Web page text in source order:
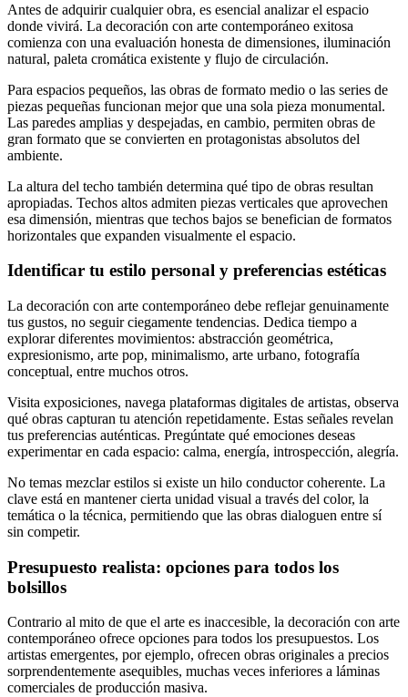
Antes de adquirir cualquier obra, es esencial analizar el espacio
donde vivirá. La decoración con arte contemporáneo exitosa
comienza con una evaluación honesta de dimensiones, iluminación
natural, paleta cromática existente y flujo de circulación.
Para espacios pequeños, las obras de formato medio o las series de
piezas pequeñas funcionan mejor que una sola pieza monumental.
Las paredes amplias y despejadas, en cambio, permiten obras de
gran formato que se convierten en protagonistas absolutos del
ambiente.
La altura del techo también determina qué tipo de obras resultan
apropiadas. Techos altos admiten piezas verticales que aprovechen
esa dimensión, mientras que techos bajos se benefician de formatos
horizontales que expanden visualmente el espacio.
Identificar tu estilo personal y preferencias estéticas
La decoración con arte contemporáneo debe reflejar genuinamente
tus gustos, no seguir ciegamente tendencias. Dedica tiempo a
explorar diferentes movimientos: abstracción geométrica,
expresionismo, arte pop, minimalismo, arte urbano, fotografía
conceptual, entre muchos otros.
Visita exposiciones, navega plataformas digitales de artistas, observa
qué obras capturan tu atención repetidamente. Estas señales revelan
tus preferencias auténticas. Pregúntate qué emociones deseas
experimentar en cada espacio: calma, energía, introspección, alegría.
No temas mezclar estilos si existe un hilo conductor coherente. La
clave está en mantener cierta unidad visual a través del color, la
temática o la técnica, permitiendo que las obras dialoguen entre sí
sin competir.
Presupuesto realista: opciones para todos los
bolsillos
Contrario al mito de que el arte es inaccesible, la decoración con arte
contemporáneo ofrece opciones para todos los presupuestos. Los
artistas emergentes, por ejemplo, ofrecen obras originales a precios
sorprendentemente asequibles, muchas veces inferiores a láminas
comerciales de producción masiva.